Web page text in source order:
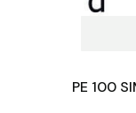
PE 100